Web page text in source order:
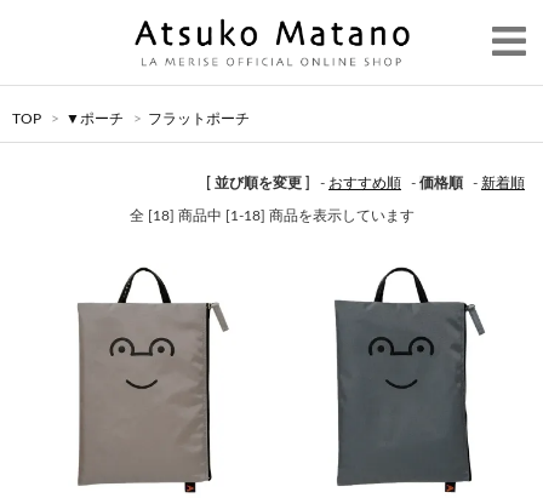
TOP > ▼ポーチ > フラットポーチ
[ 並び順を変更 ] - おすすめ順 - 価格順 - 新着順
全 [18] 商品中 [1-18] 商品を表示しています